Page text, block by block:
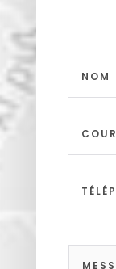
Vigny